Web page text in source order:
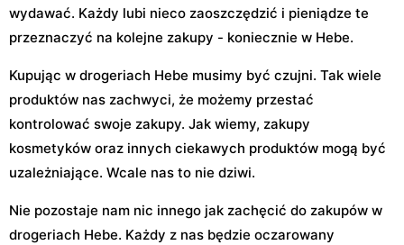
wydawać. Każdy lubi nieco zaoszczędzić i pieniądze te
przeznaczyć na kolejne zakupy - koniecznie w Hebe.
Kupując w drogeriach Hebe musimy być czujni. Tak wiele
produktów nas zachwyci, że możemy przestać
kontrolować swoje zakupy. Jak wiemy, zakupy
kosmetyków oraz innych ciekawych produktów mogą być
uzależniające. Wcale nas to nie dziwi.
Nie pozostaje nam nic innego jak zachęcić do zakupów w
drogeriach Hebe. Każdy z nas będzie oczarowany